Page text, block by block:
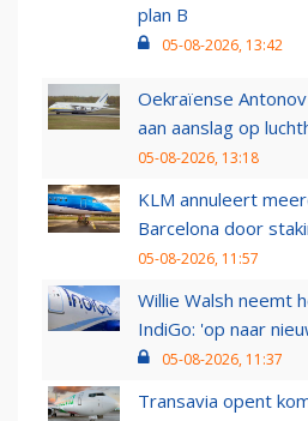
plan B
05-08-2026, 13:42
Oekraïense
aan aanslag op
05-08-2026, 13:18
KLM annuleert
Barcelona door
05-08-2026, 11:57
Willie Walsh neemt
IndiGo: 'op naar
05-08-2026, 11:37
Transavia opent